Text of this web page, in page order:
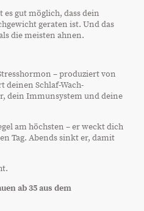
gut möglich, dass dein
geraten ist. Und das
die meisten ahnen.
– produziert von
deinen Schlaf-Wach-
dein Immunsystem und deine
am höchsten – er weckt dich
Tag. Abends sinkt er, damit
ab 35 aus dem